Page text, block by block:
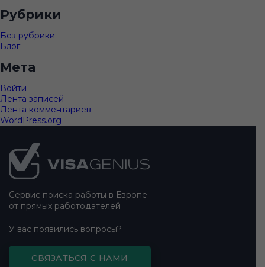
Рубрики
Без рубрики
Блог
Мета
Войти
Лента записей
Лента комментариев
WordPress.org
Подвал
сайта
Сервис поиска работы в Европе
от прямых работодателей
У вас появились вопросы?
СВЯЗАТЬСЯ С НАМИ